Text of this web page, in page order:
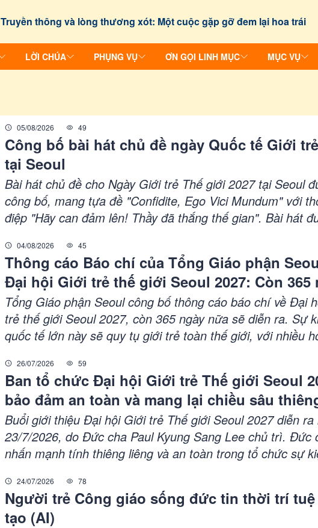
Truyền thông và lòng thương xót: Một cuộc gặp gỡ đem lại hoa trái
LỜI CHÚA PHỤNG VỤ ƠN GỌI LINH MỤC MỤC VỤ
05/08/2026 49
Công bố bài hát chủ đề ngày Quốc tế Giới
tại Seoul
Bài hát chủ đề cho Ngày Giới trẻ Thế giới 2027 tại Seoul
công bố, mang tựa đề "Confidite, Ego Vici Mundum" với
điệp "Hãy can đảm lên! Thầy đã thắng thế gian". Bài hát
thần hiệp thông và lòng can đảm của giới trẻ Công giáo.
sẽ được trình bày bằng nhiều ngôn ngữ và có hai phiên
điển và pop, nhằm lan tỏa niềm tin và hy vọng.
04/08/2026 45
Thông cáo Báo chí của Tổng Giáo phận
Đại hội Giới trẻ thế giới Seoul 2027: Còn 365
Tổng Giáo phận Seoul công bố thông cáo báo chí về Đại
trẻ thế giới Seoul 2027, còn 365 ngày nữa sẽ diễn ra. Sự
quốc tế lớn này sẽ quy tụ giới trẻ toàn thế giới, với nhiều
và mở hệ thống đăng ký. Đây là lần đầu tiên Đại hội được
tại một quốc gia có Kitô giáo không phải tôn giáo đa số.
26/07/2026 59
Ban tổ chức Đại hội Giới trẻ Thế giới Seoul
bảo đảm an toàn và mang lại chiều sâu
liêng
Buổi giới thiệu Đại hội Giới trẻ Thế giới Seoul 2027 diễn ra
23/7/2026, do Đức cha Paul Kyung Sang Lee chủ trì. Đức
nhấn mạnh tính thiêng liêng và an toàn trong tổ chức sự
tin toàn cầu. Đại hội sẽ diễn ra từ 3 đến 8/8/2027 với sự
của 500.000 khách hành hương.
24/07/2026 78
Người trẻ Công giáo sống đức tin thời trí tuệ
tạo (AI)